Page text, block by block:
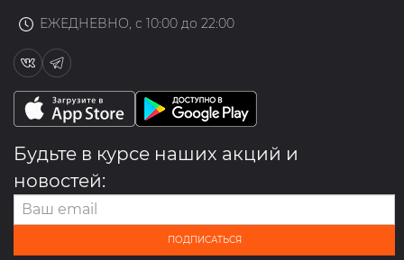
ЕЖЕДНЕВНО, с 10:00 до 22:00
Будьте в курсе наших акций и
новостей:
ПОДПИСАТЬСЯ